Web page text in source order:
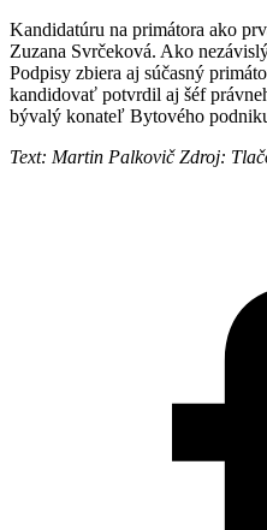
Kandidatúru na primátora ako
Zuzana Svrčeková. Ako
Podpisy zbiera aj súčasný
kandidovať potvrdil aj šéf
bývalý konateľ Bytového
Text: Martin Palkovič Zdroj: